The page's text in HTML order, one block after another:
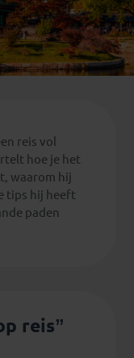
reis vol
hoe je het
waarom hij
tips hij heeft
paden
reis”